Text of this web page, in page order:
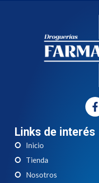
Links de interés
Inicio
Tienda
Nosotros